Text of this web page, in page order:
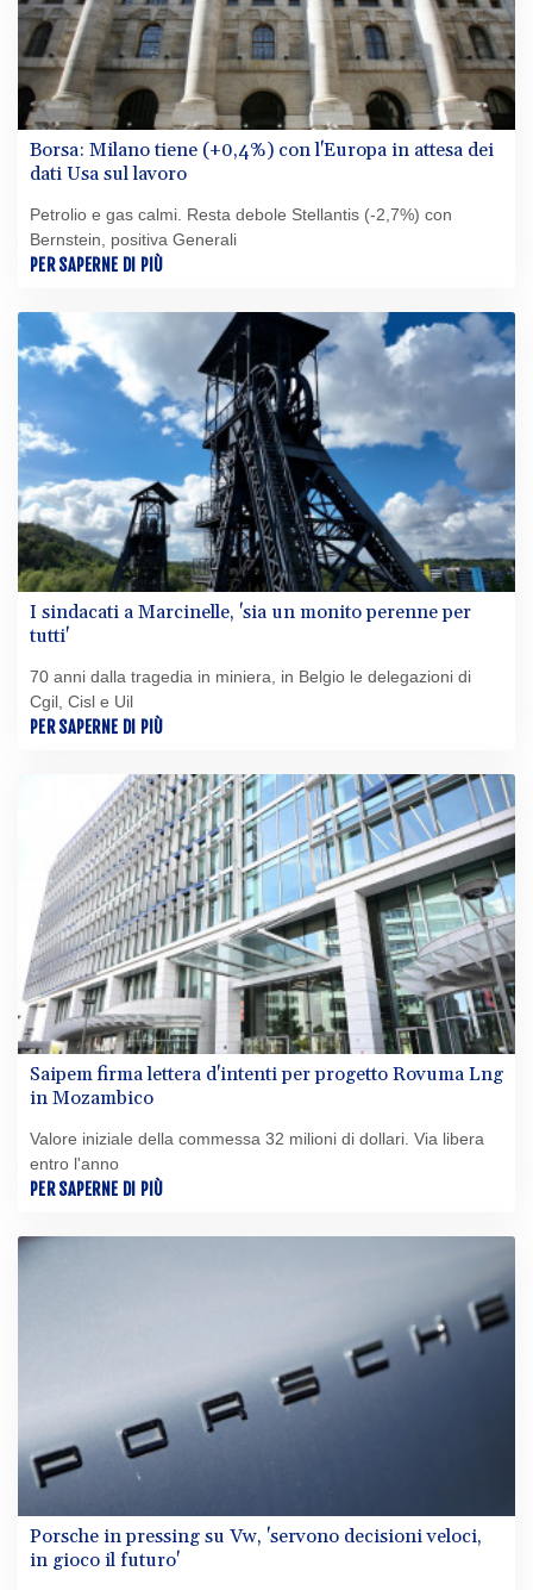
Borsa: Milano tiene (+0,4%) con l'Europa in attesa dei
dati Usa sul lavoro
Petrolio e gas calmi. Resta debole Stellantis (-2,7%) con
Bernstein, positiva Generali
PER SAPERNE DI PIÙ
I sindacati a Marcinelle, 'sia un monito perenne per
tutti'
70 anni dalla tragedia in miniera, in Belgio le delegazioni di
Cgil, Cisl e Uil
PER SAPERNE DI PIÙ
Saipem firma lettera d'intenti per progetto Rovuma Lng
in Mozambico
Valore iniziale della commessa 32 milioni di dollari. Via libera
entro l'anno
PER SAPERNE DI PIÙ
Porsche in pressing su Vw, 'servono decisioni veloci,
in gioco il futuro'